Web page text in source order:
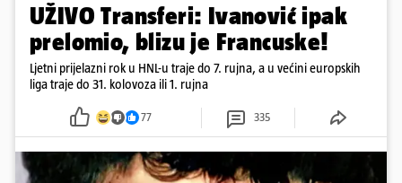
UŽIVO Transferi: Ivanović ipak
prelomio, blizu je Francuske!
Ljetni prijelazni rok u HNL-u traje do 7. rujna, a u većini europskih
liga traje do 31. kolovoza ili 1. rujna
77 335